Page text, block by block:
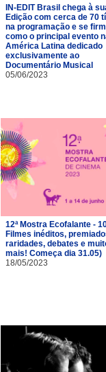
IN-EDIT Brasil chega à
Edição com cerca de 70
na programação e se
como o principal evento
América Latina dedicado
exclusivamente ao
Documentário Musical
05/06/2023
12ª Mostra Ecofalante -
Filmes inéditos,
raridades, debates e
mais! Começa dia 31.05)
18/05/2023